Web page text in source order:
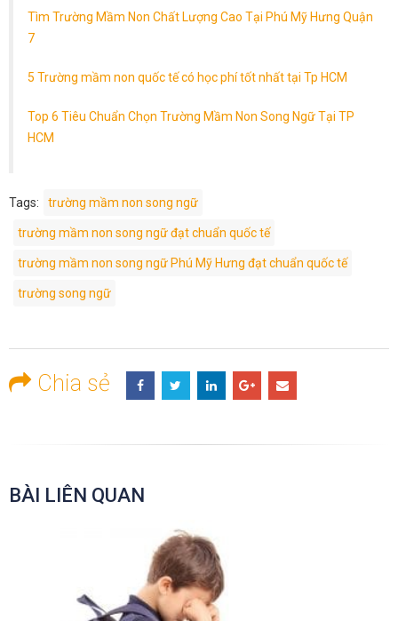
Tìm Trường Mầm Non Chất Lượng Cao Tại Phú Mỹ Hưng Quận
7
5 Trường mầm non quốc tế có học phí tốt nhất tại Tp HCM
Top 6 Tiêu Chuẩn Chọn Trường Mầm Non Song Ngữ Tại TP
HCM
Tags: trường mầm non song ngữ
trường mầm non song ngữ đạt chuẩn quốc tế
trường mầm non song ngữ Phú Mỹ Hưng đạt chuẩn quốc tế
trường song ngữ
Chia sẻ
BÀI LIÊN QUAN